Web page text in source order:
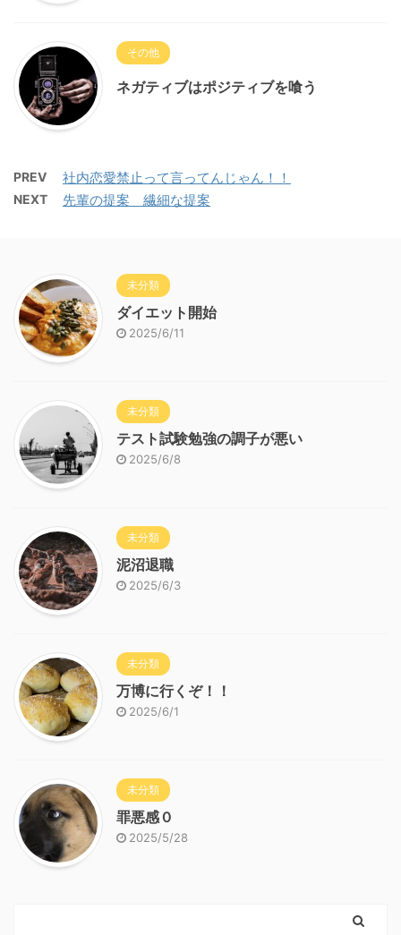
その他
ネガティブはポジティブを喰う
PREV 社内恋愛禁止って言ってんじゃん！！
NEXT 先輩の提案 繊細な提案
未分類
ダイエット開始
2025/6/11
未分類
テスト試験勉強の調子が悪い
2025/6/8
未分類
泥沼退職
2025/6/3
未分類
万博に行くぞ！！
2025/6/1
未分類
罪悪感０
2025/5/28